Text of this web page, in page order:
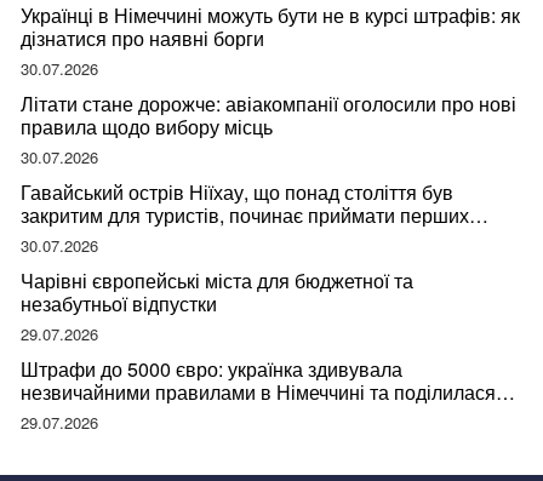
Українці в Німеччині можуть бути не в курсі штрафів: як
дізнатися про наявні борги
30.07.2026
Літати стане дорожче: авіакомпанії оголосили про нові
правила щодо вибору місць
30.07.2026
Гавайський острів Ніїхау, що понад століття був
закритим для туристів, починає приймати перших
відвідувачів
30.07.2026
Чарівні європейські міста для бюджетної та
незабутньої відпустки
29.07.2026
Штрафи до 5000 євро: українка здивувала
незвичайними правилами в Німеччині та поділилася
правдою
29.07.2026